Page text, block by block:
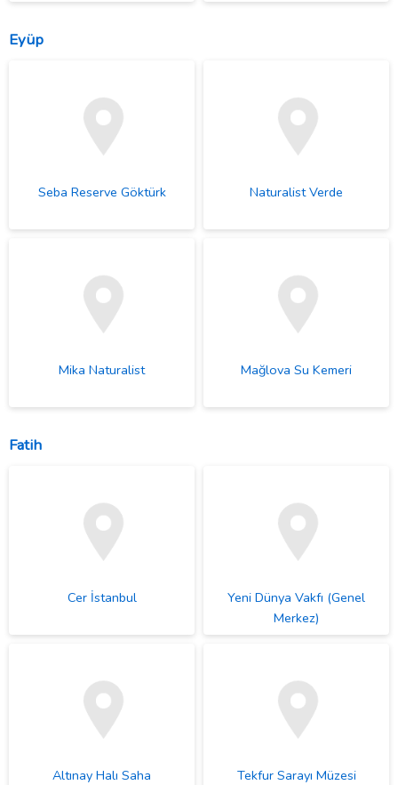
Eyüp
Seba Reserve Göktürk Naturalist Verde
Mika Naturalist Mağlova Su Kemeri
Fatih
Cer İstanbul
Yeni Dünya Vakfı (Genel
Merkez)
Altınay Halı Saha Tekfur Sarayı Müzesi